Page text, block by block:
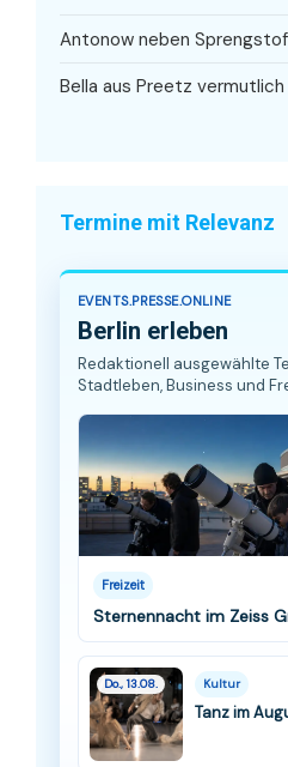
Antonow neben
Bella aus Preetz
Termine mit Relevanz
EVENTS.PRESSE.ONLINE
Berlin erleben
Redaktionell ausgewählte
Stadtleben, Business und
Freizeit
Sternennacht im Zeiss
Do., 13.08. Kultur
Tanz im